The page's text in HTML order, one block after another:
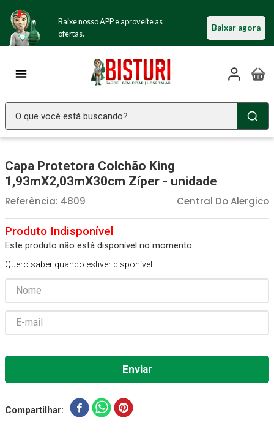
Baixe nosso APP e aproveite as
ofertas.
Baixar agora
O que você está buscando?
Capa Protetora Colchão King
1,93mX2,03mX30cm Zíper - unidade
Central Do Alergico
Referência: 4809
Este produto não está disponível no momento
Quero saber quando estiver disponível
Compartilhar
1º Seringa Insulina
2º Fralda Geriatrica
3 º Luva Latex
4º Littmann
5º Estetoscopio Littmann
Aparelho Pressão
7º
8º Gaze Esteril
9º Gaze
10º Cadeira Banho